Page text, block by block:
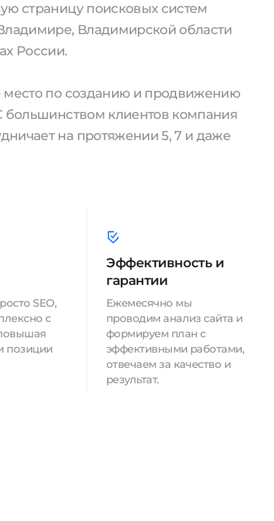
страницу поисковых систем
Владимирской области
России.
место по созданию и продвижению
большинством клиентов компания
на протяжении 5, 7 и даже
SEO,
с
позиции
Эффективность и
гарантии
Ежемесячно мы
проводим анализ сайта и
формируем план с
эффективными работами,
отвечаем за качество и
результат.